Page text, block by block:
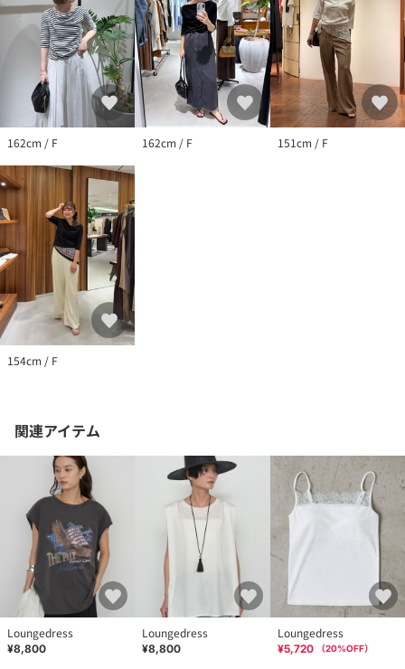
162cm / F 162cm / F 151cm / F
154cm / F
関連アイテム
Loungedress
¥8,800
Loungedress
¥8,800
Loungedress
¥5,720 （20%OFF）